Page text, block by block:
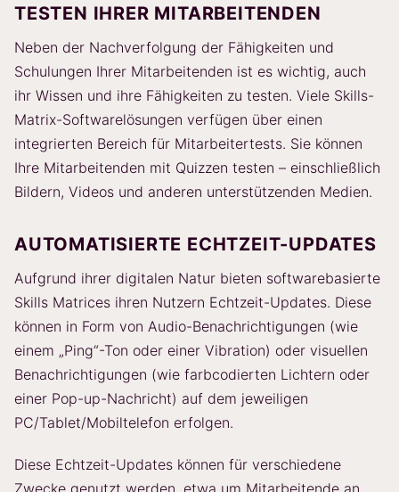
TESTEN IHRER MITARBEITENDEN
Neben der Nachverfolgung der Fähigkeiten und
Schulungen Ihrer Mitarbeitenden ist es wichtig, auch
ihr Wissen und ihre Fähigkeiten zu testen. Viele Skills-
Matrix-Softwarelösungen verfügen über einen
integrierten Bereich für Mitarbeitertests. Sie können
Ihre Mitarbeitenden mit Quizzen testen – einschließlich
Bildern, Videos und anderen unterstützenden Medien.
AUTOMATISIERTE ECHTZEIT-UPDATES
Aufgrund ihrer digitalen Natur bieten softwarebasierte
Skills Matrices ihren Nutzern Echtzeit-Updates. Diese
können in Form von Audio-Benachrichtigungen (wie
einem „Ping“-Ton oder einer Vibration) oder visuellen
Benachrichtigungen (wie farbcodierten Lichtern oder
einer Pop-up-Nachricht) auf dem jeweiligen
PC/Tablet/Mobiltelefon erfolgen.
Diese Echtzeit-Updates können für verschiedene
Zwecke genutzt werden, etwa um Mitarbeitende an